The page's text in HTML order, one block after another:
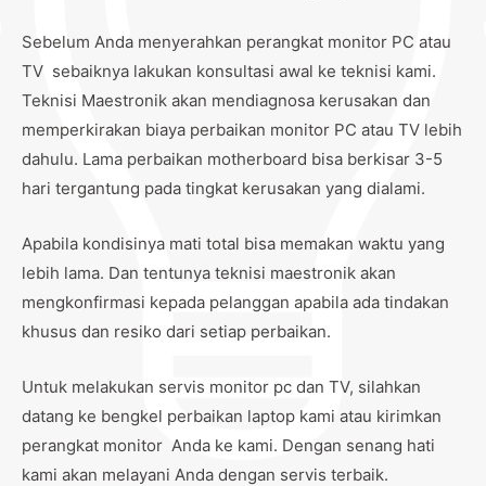
Sebelum Anda menyerahkan perangkat monitor PC atau
TV sebaiknya lakukan konsultasi awal ke teknisi kami.
Teknisi Maestronik akan mendiagnosa kerusakan dan
memperkirakan biaya perbaikan monitor PC atau TV lebih
dahulu. Lama perbaikan motherboard bisa berkisar 3-5
hari tergantung pada tingkat kerusakan yang dialami.
Apabila kondisinya mati total bisa memakan waktu yang
lebih lama. Dan tentunya teknisi maestronik akan
mengkonfirmasi kepada pelanggan apabila ada tindakan
khusus dan resiko dari setiap perbaikan.
Untuk melakukan servis monitor pc dan TV, silahkan
datang ke bengkel perbaikan laptop kami atau kirimkan
perangkat monitor Anda ke kami. Dengan senang hati
kami akan melayani Anda dengan servis terbaik.